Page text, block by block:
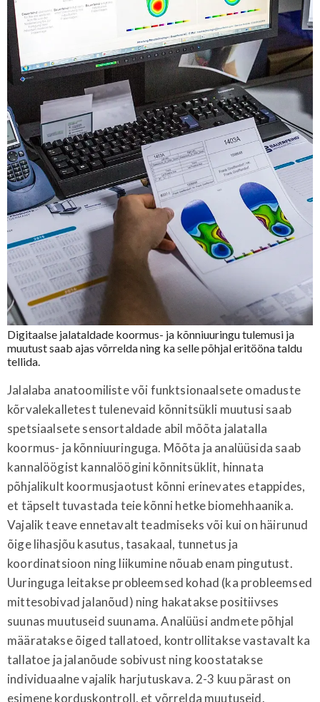
Digitaalse jalataldade koormus- ja kõnniuuringu tulemusi ja
muutust saab ajas võrrelda ning ka selle põhjal eritööna taldu
tellida.
Jalalaba anatoomiliste või funktsionaalsete omaduste
kõrvalekalletest tulenevaid kõnnitsükli muutusi saab
spetsiaalsete sensortaldade abil mõõta jalatalla
koormus- ja kõnniuuringuga. Mõõta ja analüüsida saab
kannalöögist kannalöögini kõnnitsüklit, hinnata
põhjalikult koormusjaotust kõnni erinevates etappides,
et täpselt tuvastada teie kõnni hetke biomehhaanika.
Vajalik teave ennetavalt teadmiseks või kui on häirunud
õige lihasjõu kasutus, tasakaal, tunnetus ja
koordinatsioon ning liikumine nõuab enam pingutust.
Uuringuga leitakse probleemsed kohad (ka probleemsed
mittesobivad jalanõud) ning hakatakse positiivses
suunas muutuseid suunama. Analüüsi andmete põhjal
määratakse õiged tallatoed, kontrollitakse vastavalt ka
tallatoe ja jalanõude sobivust ning koostatakse
individuaalne vajalik harjutuskava. 2-3 kuu pärast on
esimene korduskontroll, et võrrelda muutuseid.